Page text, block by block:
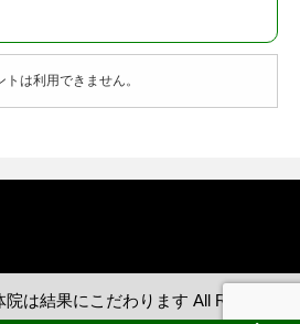
トは利用できません。
院は結果にこだわります All Rights